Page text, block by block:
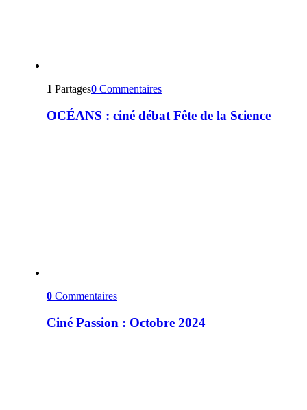
1 Partages0 Commentaires
OCÉANS : ciné débat Fête de la Science
0 Commentaires
Ciné Passion : Octobre 2024